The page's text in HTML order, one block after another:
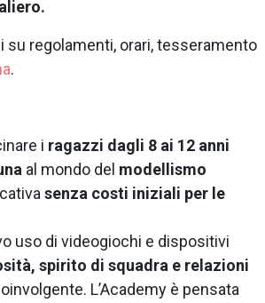
regolamenti, orari, tesseramento
.
i ragazzi dagli 8 ai 12 anni
al mondo del modellismo
senza costi iniziali per le
uso di videogiochi e dispositivi
spirito di squadra e relazioni
L’Academy è pensata